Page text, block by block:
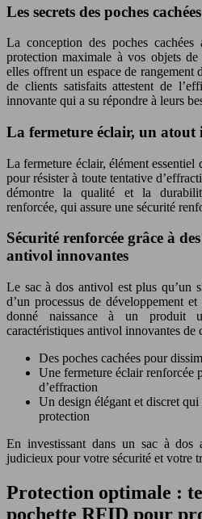
Les secrets des poches cachées
La conception des poches
protection maximale à vos objets
elles offrent un espace de rangement
de clients satisfaits attestent de
innovante qui a su répondre à leurs
La fermeture éclair, un atout
La fermeture éclair, élément essentiel
pour résister à toute tentative
démontre la qualité et la
renforcée, qui assure une sécurité
Sécurité renforcée grâce à
antivol innovantes
Le sac à dos antivol est plus qu’un
d’un processus de développement
donné naissance à un produit
caractéristiques antivol innovantes de
Des poches cachées pour
Une fermeture éclair renforcée
d’effraction
Un design élégant et discret
protection
En investissant dans un sac à
judicieux pour votre sécurité et votre
Protection optimale :
pochette RFID pour